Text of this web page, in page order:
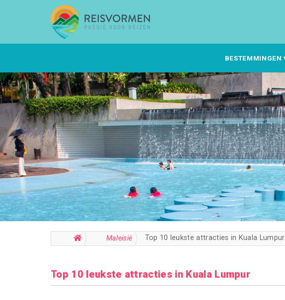
BESTEMMINGEN
Maleisië Top 10 leukste attracties in Kuala Lumpur
Top 10 leukste attracties in Kuala Lumpur